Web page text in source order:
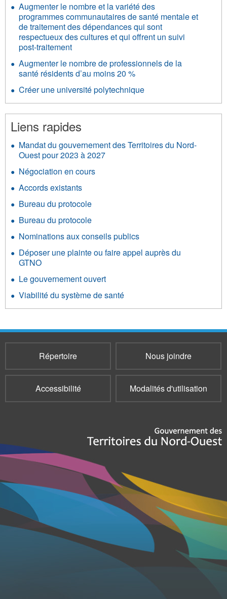
Augmenter le nombre et la variété des
programmes communautaires de santé mentale et
de traitement des dépendances qui sont
respectueux des cultures et qui offrent un suivi
post-traitement
Augmenter le nombre de professionnels de la
santé résidents d’au moins 20 %
Créer une université polytechnique
Liens rapides
Mandat du gouvernement des Territoires du Nord-
Ouest pour 2023 à 2027
Négociation en cours
Accords existants
Bureau du protocole
Bureau du protocole
Nominations aux conseils publics
Déposer une plainte ou faire appel auprès du
GTNO
Le gouvernement ouvert
Viabilité du système de santé
Répertoire Nous joindre
Accessibilité Modalités d'utilisation